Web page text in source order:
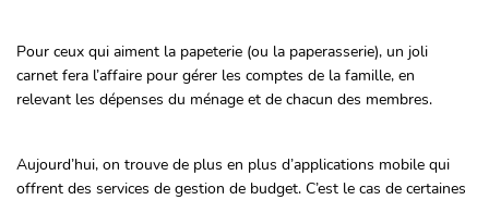
Pour ceux qui aiment la papeterie (ou la paperasserie), un joli
carnet fera l’affaire pour gérer les comptes de la famille, en
relevant les dépenses du ménage et de chacun des membres.
Aujourd’hui, on trouve de plus en plus d’applications mobile qui
offrent des services de gestion de budget. C’est le cas de certaines